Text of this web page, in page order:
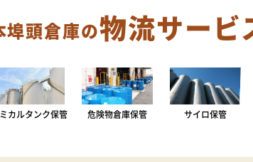
埠頭倉庫の物流サービ
カルタンク保管 危険物倉庫保管 サイロ保管